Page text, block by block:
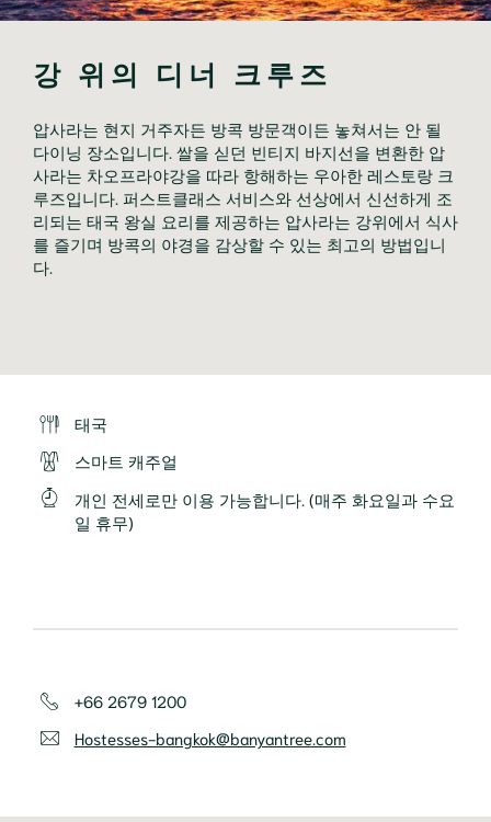
강 위의 디너 크루즈
압사라는 현지 거주자든 방콕 방문객이든 놓쳐서는 안 될
다이닝 장소입니다. 쌀을 싣던 빈티지 바지선을 변환한 압
사라는 차오프라야강을 따라 항해하는 우아한 레스토랑 크
루즈입니다. 퍼스트클래스 서비스와 선상에서 신선하게 조
리되는 태국 왕실 요리를 제공하는 압사라는 강위에서 식사
를 즐기며 방콕의 야경을 감상할 수 있는 최고의 방법입니
다.
태국
스마트 캐주얼
개인 전세로만 이용 가능합니다. (매주 화요일과 수요
일 휴무)
+66 2679 1200
Hostesses-bangkok@banyantree.com